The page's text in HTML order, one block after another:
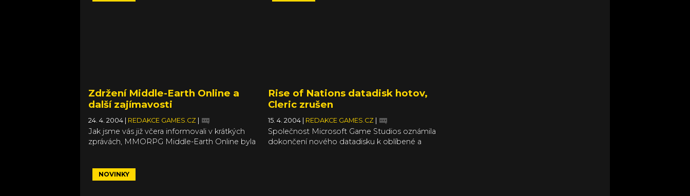
Zdržení Middle-Earth Online a
další zajímavosti
24. 4. 2004 REDAKCE GAMES.CZ
Jak jsme vás již včera informovali v krátkých
zprávách, MMORPG Middle-Earth Online byla
Rise of Nations datadisk hotov,
Cleric zrušen
15. 4. 2004 REDAKCE GAMES.CZ
Společnost Microsoft Game Studios oznámila
dokončení nového datadisku k oblíbené a
NOVINKY